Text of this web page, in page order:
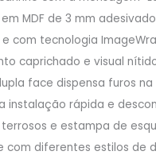
MDF de 3 mm
com tecnologia
caprichado e visual
face dispensa furos na
instalação rápida e
e estampa de
com diferentes estilos de